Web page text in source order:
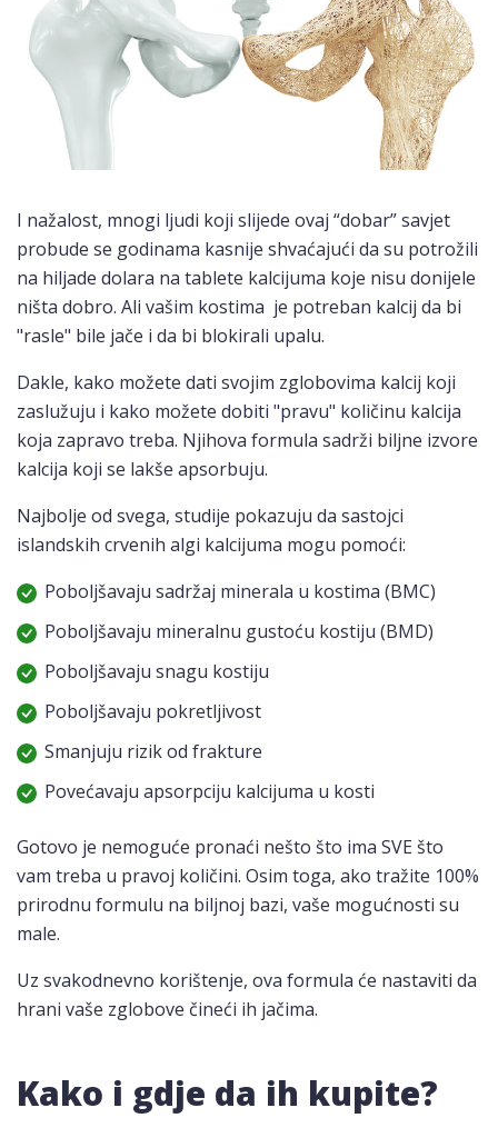
I nažalost, mnogi ljudi koji slijede ovaj “dobar” savjet
probude se godinama kasnije shvaćajući da su potrožili
na hiljade dolara na tablete kalcijuma koje nisu donijele
ništa dobro. Ali vašim kostima je potreban kalcij da bi
"rasle" bile jače i da bi blokirali upalu.
Dakle, kako možete dati svojim zglobovima kalcij koji
zaslužuju i kako možete dobiti "pravu" količinu kalcija
koja zapravo treba. Njihova formula sadrži biljne izvore
kalcija koji se lakše apsorbuju.
Najbolje od svega, studije pokazuju da sastojci
islandskih crvenih algi kalcijuma mogu pomoći:
Poboljšavaju sadržaj minerala u kostima (BMC)
Poboljšavaju mineralnu gustoću kostiju (BMD)
Poboljšavaju snagu kostiju
Poboljšavaju pokretljivost
Smanjuju rizik od frakture
Povećavaju apsorpciju kalcijuma u kosti
Gotovo je nemoguće pronaći nešto što ima SVE što
vam treba u pravoj količini. Osim toga, ako tražite 100%
prirodnu formulu na biljnoj bazi, vaše mogućnosti su
male.
Uz svakodnevno korištenje, ova formula će nastaviti da
hrani vaše zglobove čineći ih jačima.
Kako i gdje da ih kupite?